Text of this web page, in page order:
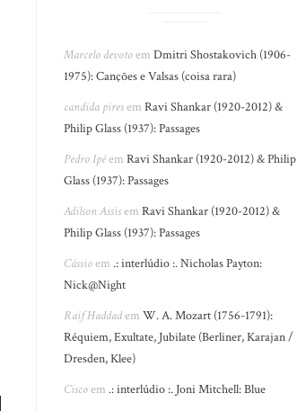
Marcelo devotoemDmitri Shostakovich (1906-
1975): Canções e Valsas (coisa rara)
candida piresemRavi Shankar (1920-2012) &
Philip Glass (1937): Passages
Pedro IpêemRavi Shankar (1920-2012) & Philip
Glass (1937): Passages
Adilson AssisemRavi Shankar (1920-2012) &
Philip Glass (1937): Passages
Cássioem .: interlúdio :. Nicholas Payton:
Nick@Night
Raif HaddademW. A. Mozart (1756-1791):
Réquiem, Exultate, Jubilate (Berliner, Karajan /
Dresden, Klee)
Ciscoem .: interlúdio :. Joni Mitchell: Blue